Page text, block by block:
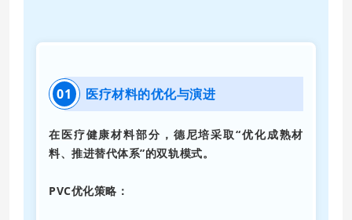
01 医疗材料的优化与演进
在医疗健康材料部分，德尼培采取“优化成熟材
料、推进替代体系”的双轨模式。
PVC优化策略：